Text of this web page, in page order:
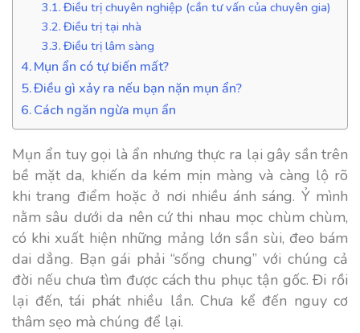
Điều trị chuyên nghiệp (cần tư vấn của chuyên gia)
Điều trị tại nhà
Điều trị lâm sàng
Mụn ẩn có tự biến mất?
Điều gì xảy ra nếu bạn nặn mụn ẩn?
Cách ngăn ngừa mụn ẩn
Mụn ẩn tuy gọi là ẩn nhưng thực ra lại gây sần trên
bề mặt da, khiến da kém mịn màng và càng lộ rõ
khi trang điểm hoặc ở nơi nhiều ánh sáng. Ỷ mình
nằm sâu dưới da nên cứ thi nhau mọc chùm chùm,
có khi xuất hiện những mảng lớn sần sùi, đeo bám
dai dẳng. Bạn gái phải “sống chung” với chúng cả
đời nếu chưa tìm được cách thu phục tận gốc. Đi rồi
lại đến, tái phát nhiều lần. Chưa kể đến nguy cơ
thâm sẹo mà chúng để lại.